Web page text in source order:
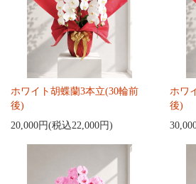
ホワイト胡蝶蘭3本立(30輪前
後)
20,000円(税込22,000円)
ホワ
後)